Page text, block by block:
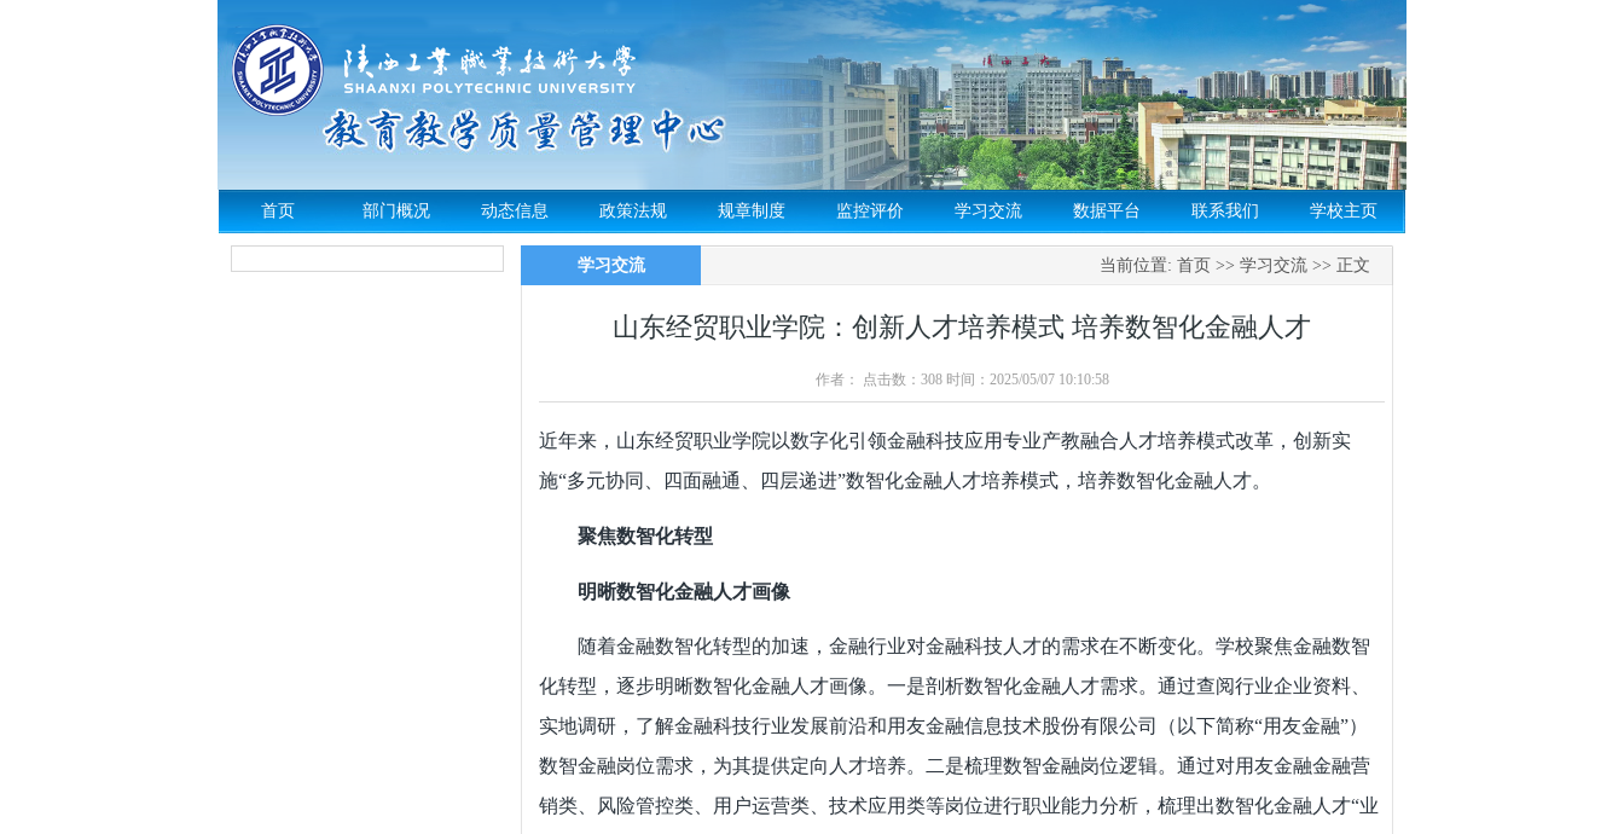
首页 部门概况 动态信息 政策法规 规章制度 监控评价 学习交流 数据平台 联系我们 学校主页
学习交流 当前位置: 首页 >> 学习交流 >> 正文
山东经贸职业学院：创新人才培养模式 培养数智化金融人才
作者： 点击数： 308时间：2025/05/07 10:10:58
近年来，山东经贸职业学院以数字化引领金融科技应用专业产教融合人才培养模式改革，创新实
施“多元协同、四面融通、四层递进”数智化金融人才培养模式，培养数智化金融人才。
聚焦数智化转型
明晰数智化金融人才画像
随着金融数智化转型的加速，金融行业对金融科技人才的需求在不断变化。学校聚焦金融数智
化转型，逐步明晰数智化金融人才画像。一是剖析数智化金融人才需求。通过查阅行业企业资料、
实地调研，了解金融科技行业发展前沿和用友金融信息技术股份有限公司（以下简称“用友金融”）
数智金融岗位需求，为其提供定向人才培养。二是梳理数智金融岗位逻辑。通过对用友金融金融营
销类、风险管控类、用户运营类、技术应用类等岗位进行职业能力分析，梳理出数智化金融人才“业